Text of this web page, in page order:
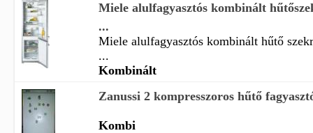
Miele alulfagyasztós kombinált
...
Miele alulfagyasztós kombinált hűtő
...
Kombinált
Zanussi 2 kompresszoros hűtő
Kombi